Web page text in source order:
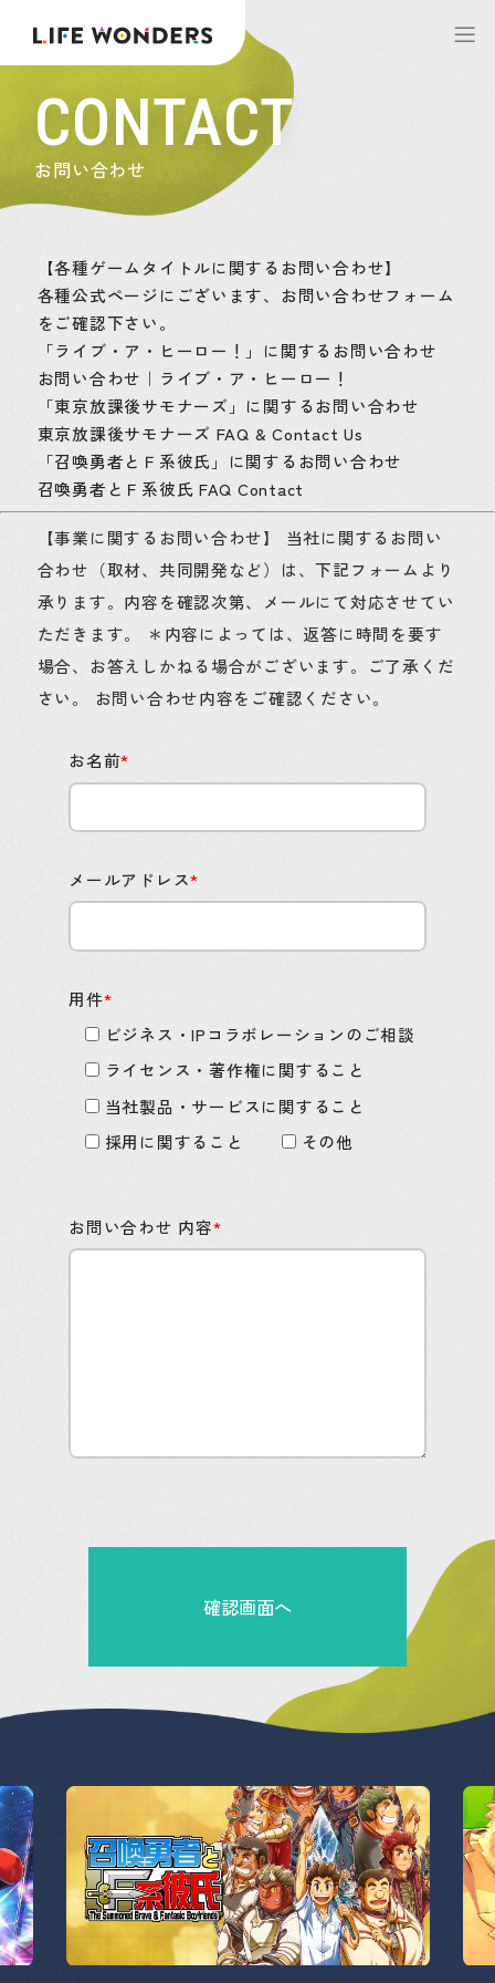
CONTACT
お問い合わせ
【各種ゲームタイトルに関するお問い合わせ】
各種公式ページにございます、お問い合わせフォーム
をご確認下さい。
「ライブ・ア・ヒーロー！」に関するお問い合わせ
お問い合わせ｜ライブ・ア・ヒーロー！
「東京放課後サモナーズ」に関するお問い合わせ
東京放課後サモナーズ FAQ & Contact Us
「召喚勇者とＦ系彼氏」に関するお問い合わせ
召喚勇者とＦ系彼氏 FAQ Contact
【事業に関するお問い合わせ】 当社に関するお問い
合わせ（取材、共同開発など）は、下記フォームより
承ります。内容を確認次第、メールにて対応させてい
ただきます。 ＊内容によっては、返答に時間を要す
場合、お答えしかねる場合がございます。ご了承くだ
さい。 お問い合わせ内容をご確認ください。
お名前*
メールアドレス*
用件*
ビジネス・IPコラボレーションのご相談
ライセンス・著作権に関すること
当社製品・サービスに関すること
採用に関すること
その他
お問い合わせ 内容*